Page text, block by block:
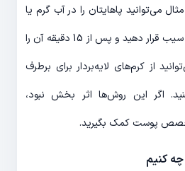
می‌توانید پاهایتان را در آب گرم یا
مخلوطی از آب گرم و سرکه سیب قرار دهید و پس از 15 دقیقه آن را
از کرم‌های لایه‌بردار برای برطرف
اگر این روش‌ها اثر بخش نبود،
پوست کمک بگیرید.
چه کنیم